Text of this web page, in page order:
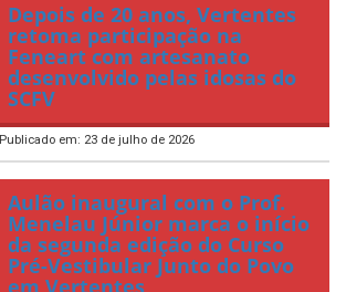
Depois de 20 anos, Vertentes
retoma participação na
Feneart com artesanato
desenvolvido pelas idosas do
SCFV
Publicado em: 23 de julho de 2026
Aulão inaugural com o Prof.
Menelau Júnior marca o início
da segunda edição do Curso
Pré-Vestibular Junto do Povo